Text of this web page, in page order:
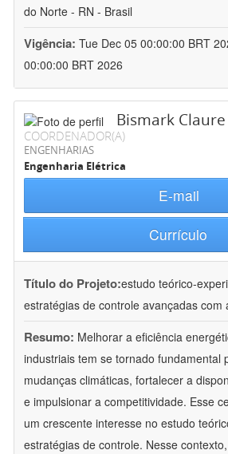
do Norte - RN - Brasil
Vigência: Tue Dec 05 00:00:00 BRT
00:00:00 BRT 2026
Bismark
COORDENADOR(A)
ENGENHARIAS
Engenharia Elétrica
E-mail
Currículo
Título do Projeto:estudo teórico-
estratégias de controle avançadas com
Resumo: Melhorar a eficiência
industriais tem se tornado fundamental
mudanças climáticas, fortalecer a
e impulsionar a competitividade. Esse
um crescente interesse no estudo
estratégias de controle. Nesse